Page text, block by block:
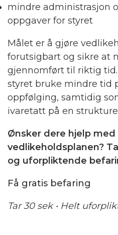
mindre administrasjon
oppgaver for styret
Målet er å gjøre
forutsigbart og sikre at
gjennomført til riktig
styret bruke mindre tid
oppfølging, samtidig
ivaretatt på en
Ønsker dere hjelp
vedlikeholdsplanen?
og uforpliktende
Få gratis befaring
Tar 30 sek • Helt